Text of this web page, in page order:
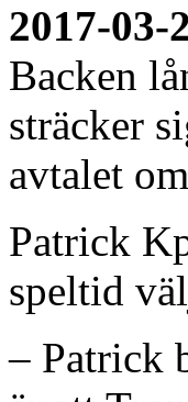
2017-03-
Backen
sträcker
avtalet
Patrick
speltid
– Patrick